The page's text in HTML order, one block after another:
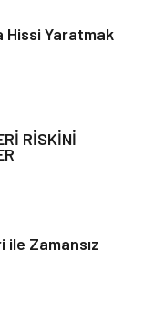
Hissi Yaratmak
RİSKİNİ
ile Zamansız